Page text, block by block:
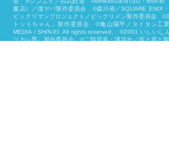
書店）／僕ヤバ製作委員会 ©森川侑／SQUARE ENIX
ビックリマンプロジェクト／ビックリメン製作委員会 ©
トットちゃん」製作委員会 ©亀山陽平／タイタン工
MEDIA / SHIN-EI. All rights reserved. ©2001 いしいし
ツカレ男」製作委員会 ©二階堂幸・講談社／雨と君と